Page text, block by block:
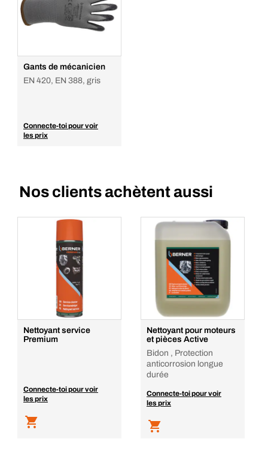
Gants de mécanicien
EN 420, EN 388, gris
Connecte-toi pour voir
les prix
Nos clients achètent aussi
Nettoyant service
Premium
Connecte-toi pour voir
les prix
Nettoyant pour moteurs
et pièces Active
Bidon , Protection
anticorrosion longue
durée
Connecte-toi pour voir
les prix